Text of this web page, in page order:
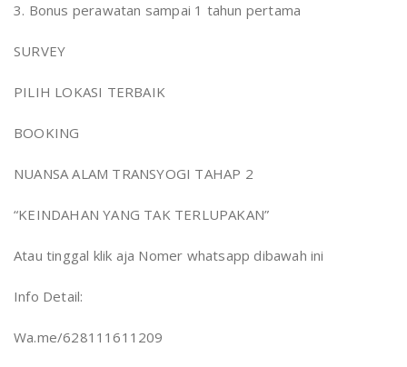
3. Bonus perawatan sampai 1 tahun pertama
SURVEY
PILIH LOKASI TERBAIK
BOOKING
NUANSA ALAM TRANSYOGI TAHAP 2
“KEINDAHAN YANG TAK TERLUPAKAN”
Atau tinggal klik aja Nomer whatsapp dibawah ini
Info Detail:
Wa.me/628111611209